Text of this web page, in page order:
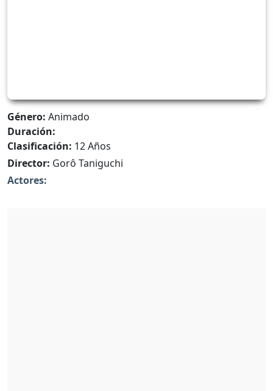
Género: Animado
Duración:
Clasificación: 12 Años
Director: Gorô Taniguchi
Actores: